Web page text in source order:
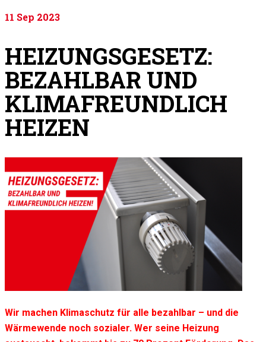
11 Sep 2023
HEIZUNGSGESETZ:
BEZAHLBAR UND
KLIMAFREUNDLICH
HEIZEN
Wir machen Klimaschutz für alle bezahlbar – und die
Wärmewende noch sozialer. Wer seine Heizung